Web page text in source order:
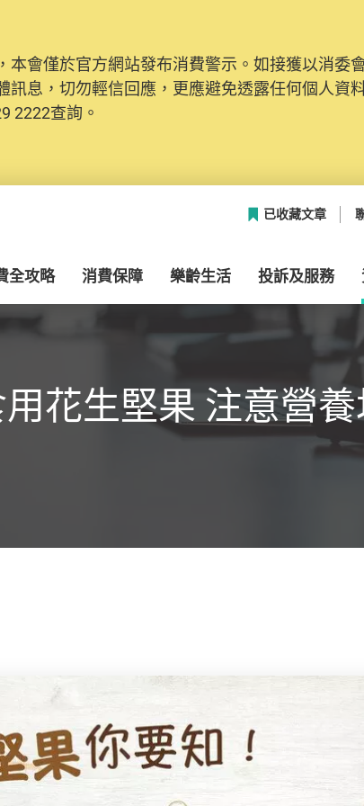
本會僅於官方網站發布消費警示。如接獲以消委
訊息，切勿輕信回應，更應避免透露任何個人資
2222查詢。
已收藏文章
全攻略 消費保障 樂齡生活 投訴及服務
用花生堅果 注意營